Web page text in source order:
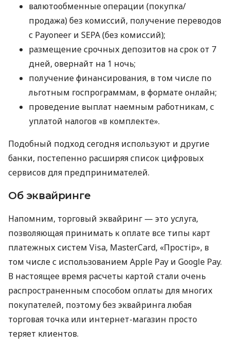
валютообменные операции (покупка/
продажа) без комиссий, получение переводов
с Payoneer и SEPA (без комиссий);
размещение срочных депозитов на срок от 7
дней, овернайт на 1 ночь;
получение финансирования, в том числе по
льготным госпрограммам, в формате онлайн;
проведение выплат наемным работникам, с
уплатой налогов «в комплекте».
Подобный подход сегодня используют и другие
банки, постепенно расширяя список цифровых
сервисов для предпринимателей.
Об эквайринге
Напомним, торговый эквайринг — это услуга,
позволяющая принимать к оплате все типы карт
платежных систем Visa, MasterCard, «Простір», в
том числе с использованием Apple Pay и Google Pay.
В настоящее время расчеты картой стали очень
распространенным способом оплаты для многих
покупателей, поэтому без эквайринга любая
торговая точка или интернет-магазин просто
теряет клиентов.